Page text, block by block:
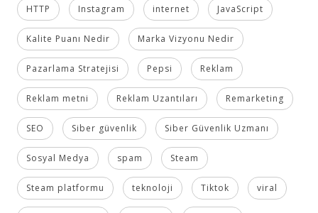
HTTP Instagram internet JavaScript
Kalite Puanı Nedir Marka Vizyonu Nedir
Pazarlama Stratejisi Pepsi Reklam
Reklam metni Reklam Uzantıları Remarketing
SEO Siber güvenlik Siber Güvenlik Uzmanı
Sosyal Medya spam Steam
Steam platformu teknoloji Tiktok viral